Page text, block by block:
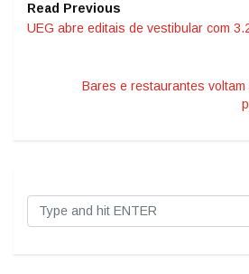
Read Previous
UEG abre editais de vestibular com
Bares e restaurantes voltam